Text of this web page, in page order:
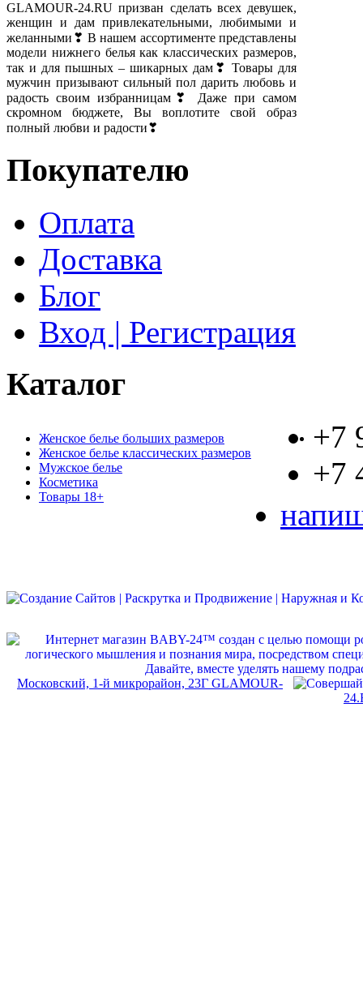
GLAMOUR-24.RU призван сделать всех девушек,
женщин и дам привлекательными, любимыми и
желанными❣ В нашем ассортименте представлены
модели нижнего белья как классических размеров,
так и для пышных – шикарных дам❣ Товары для
мужчин призывают сильный пол дарить любовь и
радость своим избранницам❣ Даже при самом
скромном бюджете, Вы воплотите свой образ
полный любви и радости❣
Покупателю
Оплата
Доставка
Блог
Вход | Регистрация
Каталог
Женское белье больших размеров
Женское белье классических размеров
Мужское белье
Косметика
Товары 18+
+7
+7
Московский, 1-й микрорайон, 23Г GLAMOUR-